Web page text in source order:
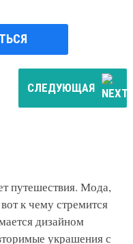
СЛЕДУЮЩАЯ
путешествия. Мода,
к чему стремится
дизайном
украшения с